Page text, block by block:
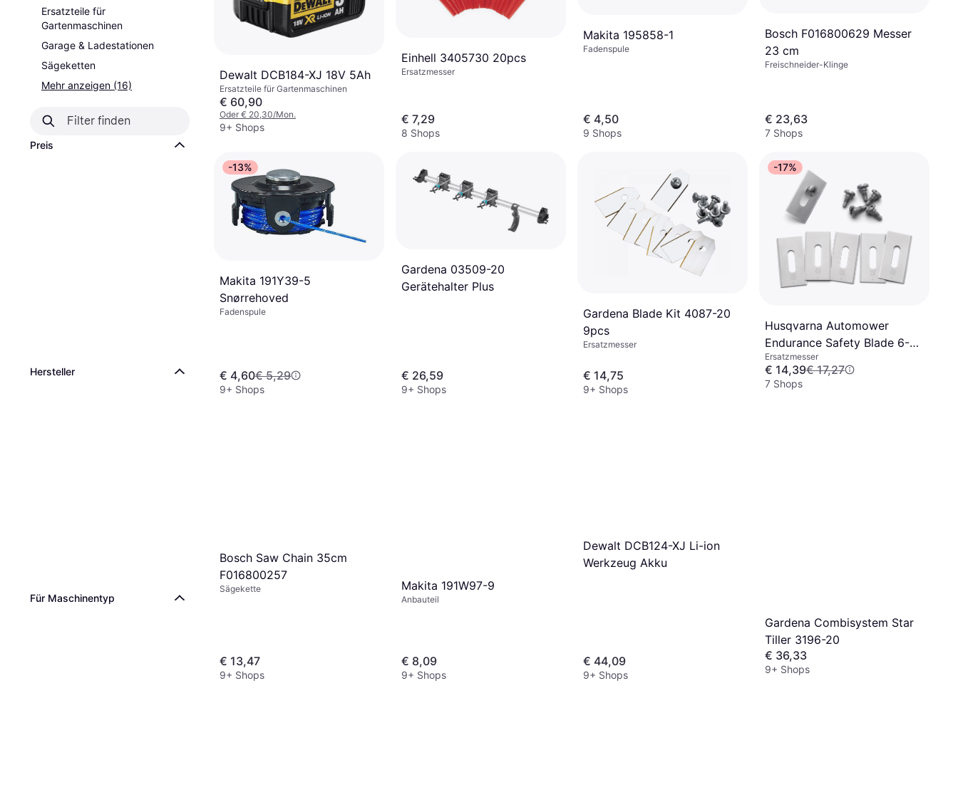
Ersatzteile für
Gartenmaschinen
Garage & Ladestationen
Sägeketten
Mehr anzeigen (16)
Preis
Hersteller
Für Maschinentyp
Dewalt DCB184-XJ 18V 5Ah
Ersatzteile für Gartenmaschinen
€ 60,90
Oder € 20,30/Mon.
9+ Shops
Einhell 3405730 20pcs
Ersatzmesser
€ 7,29
8 Shops
Makita 195858-1
Fadenspule
€ 4,50
9 Shops
Bosch F016800629 Messer
23 cm
Freischneider-Klinge
€ 23,63
7 Shops
-13%
Makita 191Y39-5
Snørrehoved
Fadenspule
€ 4,60€ 5,29
9+ Shops
Gardena 03509-20
Gerätehalter Plus
€ 26,59
9+ Shops
Gardena Blade Kit 4087-20
9pcs
Ersatzmesser
€ 14,75
9+ Shops
-17%
Husqvarna Automower
Endurance Safety Blade 6-
pack
Ersatzmesser
€ 14,39€ 17,27
7 Shops
Bosch Saw Chain 35cm
F016800257
Sägekette
€ 13,47
9+ Shops
Makita 191W97-9
Anbauteil
€ 8,09
9+ Shops
Dewalt DCB124-XJ Li-ion
Werkzeug Akku
€ 44,09
9+ Shops
Gardena Combisystem Star
Tiller 3196-20
€ 36,33
9+ Shops